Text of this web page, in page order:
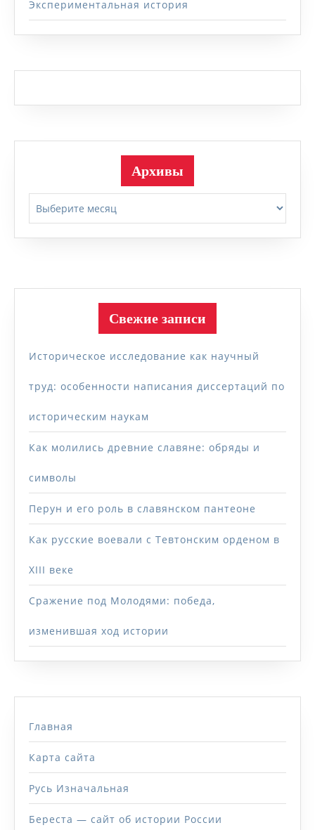
Экспериментальная история
Архивы
Свежие записи
Историческое исследование как научный
труд: особенности написания диссертаций по
историческим наукам
Как молились древние славяне: обряды и
символы
Перун и его роль в славянском пантеоне
Как русские воевали с Тевтонским орденом в
XIII веке
Сражение под Молодями: победа,
изменившая ход истории
Главная
Карта сайта
Русь Изначальная
Береста — сайт об истории России